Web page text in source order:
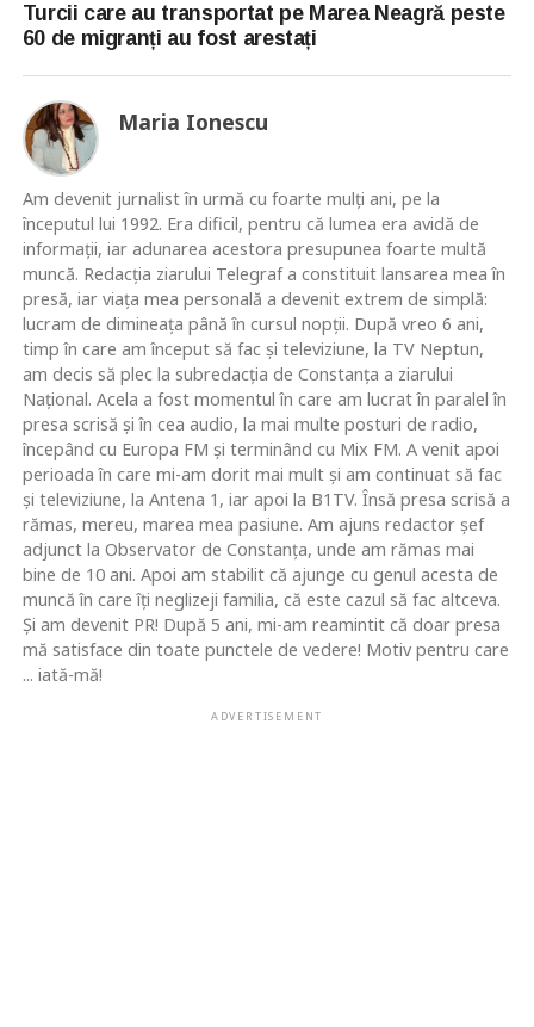
Turcii care au transportat pe Marea Neagră peste
60 de migranți au fost arestați
Maria Ionescu
Am devenit jurnalist în urmă cu foarte mulţi ani, pe la
începutul lui 1992. Era dificil, pentru că lumea era avidă de
informaţii, iar adunarea acestora presupunea foarte multă
muncă. Redacţia ziarului Telegraf a constituit lansarea mea în
presă, iar viaţa mea personală a devenit extrem de simplă:
lucram de dimineaţa până în cursul nopţii. După vreo 6 ani,
timp în care am început să fac şi televiziune, la TV Neptun,
am decis să plec la subredacţia de Constanţa a ziarului
Naţional. Acela a fost momentul în care am lucrat în paralel în
presa scrisă şi în cea audio, la mai multe posturi de radio,
începând cu Europa FM şi terminând cu Mix FM. A venit apoi
perioada în care mi-am dorit mai mult şi am continuat să fac
şi televiziune, la Antena 1, iar apoi la B1TV. Însă presa scrisă a
rămas, mereu, marea mea pasiune. Am ajuns redactor şef
adjunct la Observator de Constanţa, unde am rămas mai
bine de 10 ani. Apoi am stabilit că ajunge cu genul acesta de
muncă în care îţi neglizeji familia, că este cazul să fac altceva.
Şi am devenit PR! După 5 ani, mi-am reamintit că doar presa
mă satisface din toate punctele de vedere! Motiv pentru care
... iată-mă!
ADVERTISEMENT